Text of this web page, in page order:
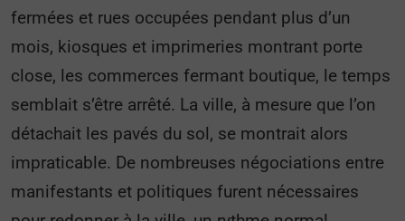
fermées et rues occupées pendant plus d’un
mois, kiosques et imprimeries montrant porte
close, les commerces fermant boutique, le temps
semblait s’être arrêté. La ville, à mesure que l’on
détachait les pavés du sol, se montrait alors
impraticable. De nombreuses négociations entre
manifestants et politiques furent nécessaires